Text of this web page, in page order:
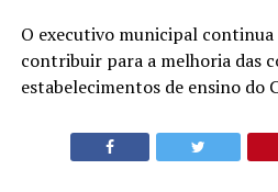
O executivo municipal
contribuir para a melhoria das
estabelecimentos de ensino do